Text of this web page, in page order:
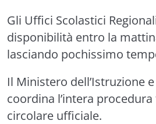
Gli Uffici Scolastici
disponibilità entro la
lasciando pochissimo
Il Ministero dell’Istruzione
coordina l’intera
circolare ufficiale.